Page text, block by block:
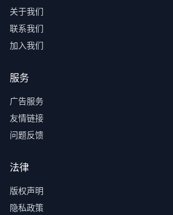
关于我们
联系我们
加入我们
服务
广告服务
友情链接
问题反馈
法律
版权声明
隐私政策